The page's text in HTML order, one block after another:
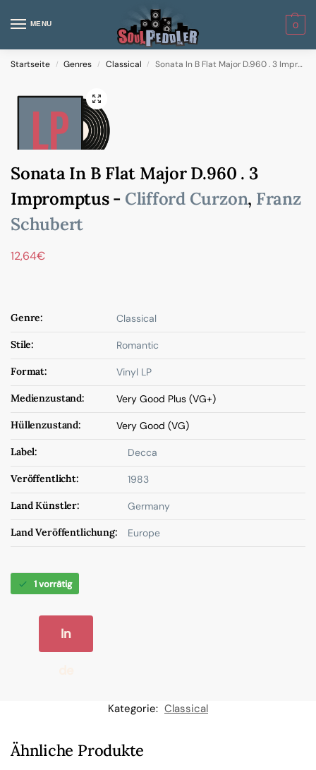
MENU 0
Startseite / Genres / Classical / Sonata In B Flat Major D.960 . 3 Impromptus
Sonata In B Flat Major D.960 . 3
Impromptus - Clifford Curzon, Franz
Schubert
12,64€
Genre: Classical
Stile: Romantic
Format: Vinyl LP
Medienzustand: Very Good Plus (VG+)
Hüllenzustand: Very Good (VG)
Label: Decca
Veröffentlicht: 1983
Land Künstler: Germany
Land Veröffentlichung: Europe
1 vorrätig
In
W
Kategorie: Classical
Ähnliche Produkte